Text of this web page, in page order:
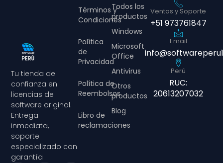
Tu tienda de
confianza en
licencias de
software original.
Entrega
inmediata,
soporte
especializado con
garantía
Todos los
productos
Windows
Microsoft
Office
Antivirus
Otros
productos
Blog
Términos y
Condiciones
Política
de
Privacidad
Política de
Reembolsos
Libro de
reclamaciones
Ventas y Soporte
+51 973761847
Email
Perú
RUC:
20613207032